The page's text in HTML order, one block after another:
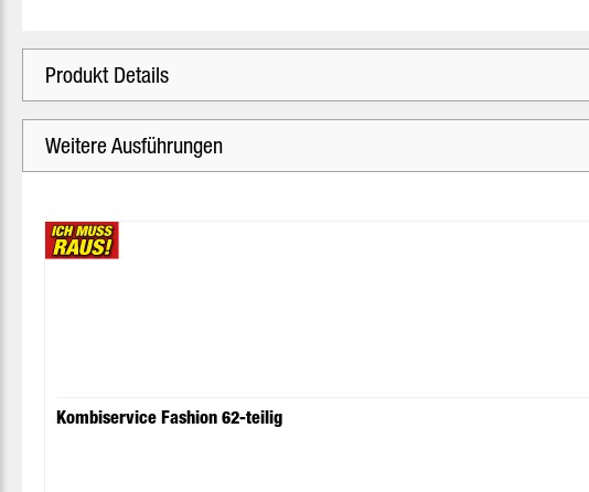
Produkt Details
Weitere Ausführungen
Kombiservice Fashion 62-teilig